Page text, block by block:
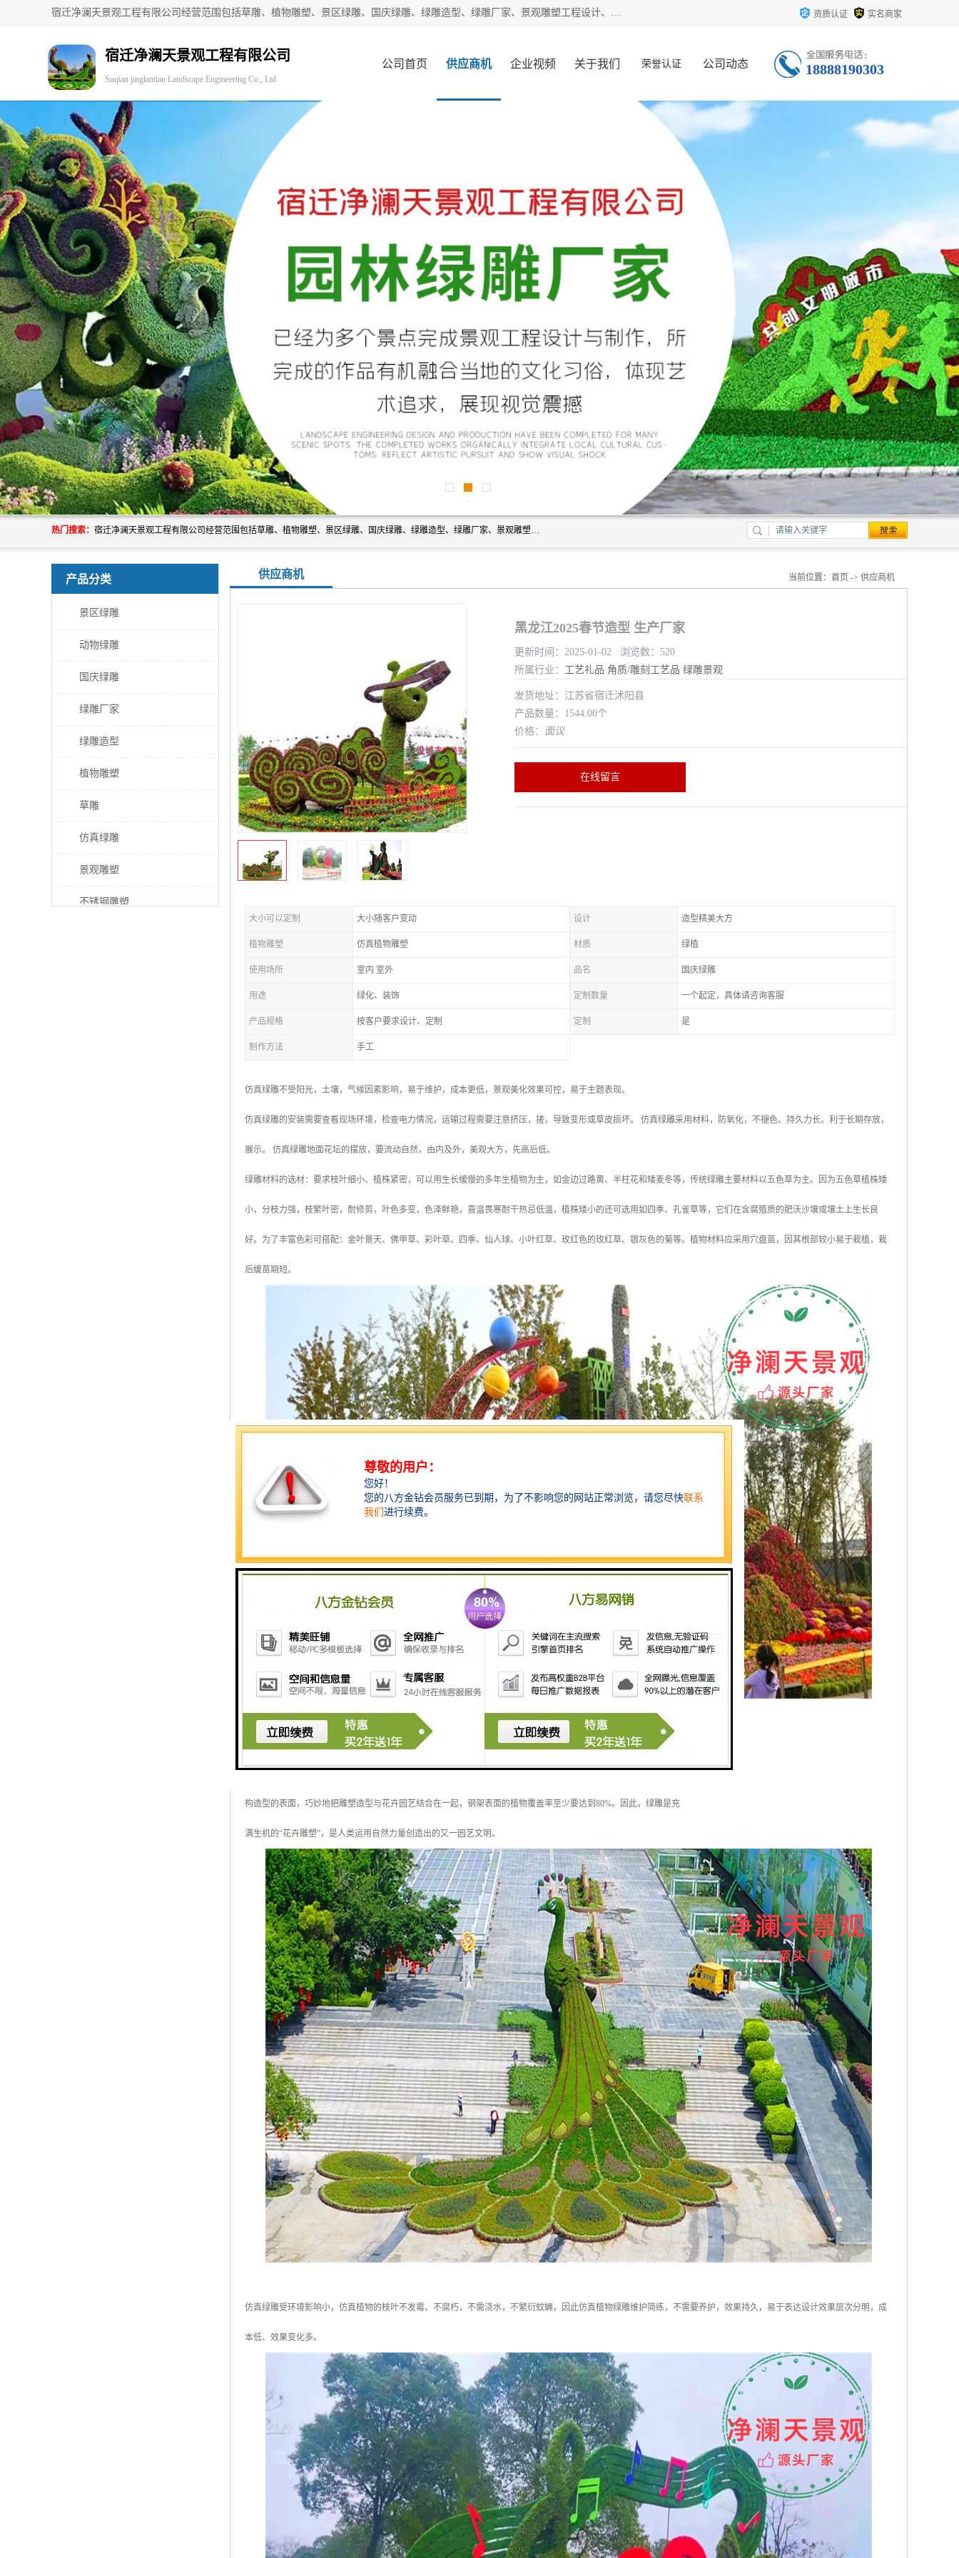
宿迁净澜天景观工程有限公司经营范围包括草雕、植物雕塑、景区绿雕、国庆绿雕、绿雕造型、绿雕厂家、景观雕塑工程设计、施工;绿化工程设计、施工、养护;绿化苗木、盆景种植、销售;是一家大型立体花坛草雕绿雕、五色草造型绿雕，仿真植物绿雕、稻草人工艺品、不锈钢雕塑等策划制作厂家，提供绿雕设计，制作,加工，及安装一站式服务。 资质认证 实名商家
宿迁净澜天景观工程有限公司
Suqian jinglantian Landscape Engineering Co., Ltd
公司首页 供应商机 企业视频 关于我们 荣誉认证 公司动态 18888190303
热门搜索： 宿迁净澜天景观工程有限公司经营范围包括草雕、植物雕塑、景区绿雕、国庆绿雕、绿雕造型、绿雕厂家、景观雕塑工程设计、施工;绿化工程设计、施工、养护;绿化苗木、盆景种植、销售;是一家大型立体花坛草雕绿雕、五色草造型绿雕，仿真植物绿雕、稻草人工艺品、不锈钢雕塑等策划制作厂家，提供绿雕设计，制作,加工，及安装一站式服务。
产品分类
景区绿雕
动物绿雕
国庆绿雕
绿雕厂家
绿雕造型
植物雕塑
草雕
仿真绿雕
景观雕塑
不锈钢雕塑
供应商机 当前位置： 首页 -> 供应商机
黑龙江2025春节造型 生产厂家
更新时间：2025-01-02 浏览数：520
所属行业： 工艺礼品 角质/雕刻工艺品 绿雕景观
发货地址：江苏省宿迁沭阳县
产品数量：1544.00个
价格： 面议
在线留言
大小可以定制 大小随客户变动 设计 造型精美大方
植物雕塑 仿真植物雕塑 材质 绿植
使用场所 室内 室外 品名 国庆绿雕
用途 绿化、装饰 定制数量 一个起定，具体请咨询客服
产品规格 按客户要求设计、定制 定制 是
制作方法 手工
仿真绿雕不受阳光，土壤，气候因素影响，易于维护，成本更低，景观美化效果可控，易于主题表现。
仿真绿雕的安装需要查看现场环境，检查电力情况，运输过程需要注意挤压，搓，导致变形或草皮损坏。 仿真绿雕采用材料，防氧化，不褪色、持久力长。利于长期存放，
展示。 仿真绿雕地面花坛的摆放，要流动自然，由内及外，美观大方，先高后低。
绿雕材料的选材：要求枝叶细小、植株紧密，可以用生长缓慢的多年生植物为主，如金边过路黄、半柱花和矮麦冬等，传统绿雕主要材料以五色草为主。因为五色草植株矮
小，分枝力强，枝繁叶密，耐修剪，叶色多变，色泽鲜艳，喜温畏寒耐干热忌低温，植株矮小的还可选用如四季、孔雀草等，它们在含腐殖质的肥沃沙壤或壤土上生长良
好。为了丰富色彩可搭配：金叶景天、佛甲草、彩叶草、四季、仙人球、小叶红草、玫红色的玫红草、银灰色的菊等。植物材料应采用穴盘苗，因其根部较小易于栽植，栽
后缓苗期短。
绿雕即绿色雕塑，被誉为世界园林艺术的奇葩，是有生命的植物雕塑，一般内设钢材构架，然后在构架上填充
构造型的表面，巧妙地把雕塑造型与花卉园艺结合在一起，钢架表面的植物覆盖率至少要达到80%。因此，绿雕是充
满生机的“花卉雕塑”，是人类运用自然力量创造出的又一园艺文明。
仿真绿雕受环境影响小，仿真植物的枝叶不发霉、不腐朽，不需浇水，不繁衍蚊蝇，因此仿真植物绿雕维护简练，不需要养护，效果持久，易于表达设计效果层次分明，成
本低、效果变化多。